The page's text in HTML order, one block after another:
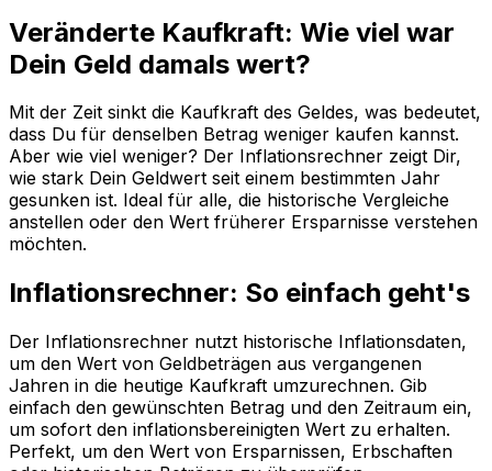
Veränderte Kaufkraft: Wie viel war
Dein Geld damals wert?
Mit der Zeit sinkt die Kaufkraft des Geldes, was bedeutet,
dass Du für denselben Betrag weniger kaufen kannst.
Aber wie viel weniger? Der Inflationsrechner zeigt Dir,
wie stark Dein Geldwert seit einem bestimmten Jahr
gesunken ist. Ideal für alle, die historische Vergleiche
anstellen oder den Wert früherer Ersparnisse verstehen
möchten.
Inflationsrechner: So einfach geht's
Der Inflationsrechner nutzt historische Inflationsdaten,
um den Wert von Geldbeträgen aus vergangenen
Jahren in die heutige Kaufkraft umzurechnen. Gib
einfach den gewünschten Betrag und den Zeitraum ein,
um sofort den inflationsbereinigten Wert zu erhalten.
Perfekt, um den Wert von Ersparnissen, Erbschaften